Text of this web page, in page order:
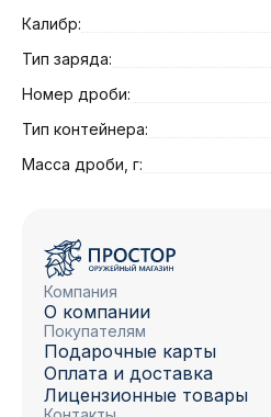
Калибр:
Тип заряда:
Номер дроби:
Тип контейнера:
Масса дроби, г:
Компания
О компании
Покупателям
Подарочные карты
Оплата и доставка
Лицензионные товары